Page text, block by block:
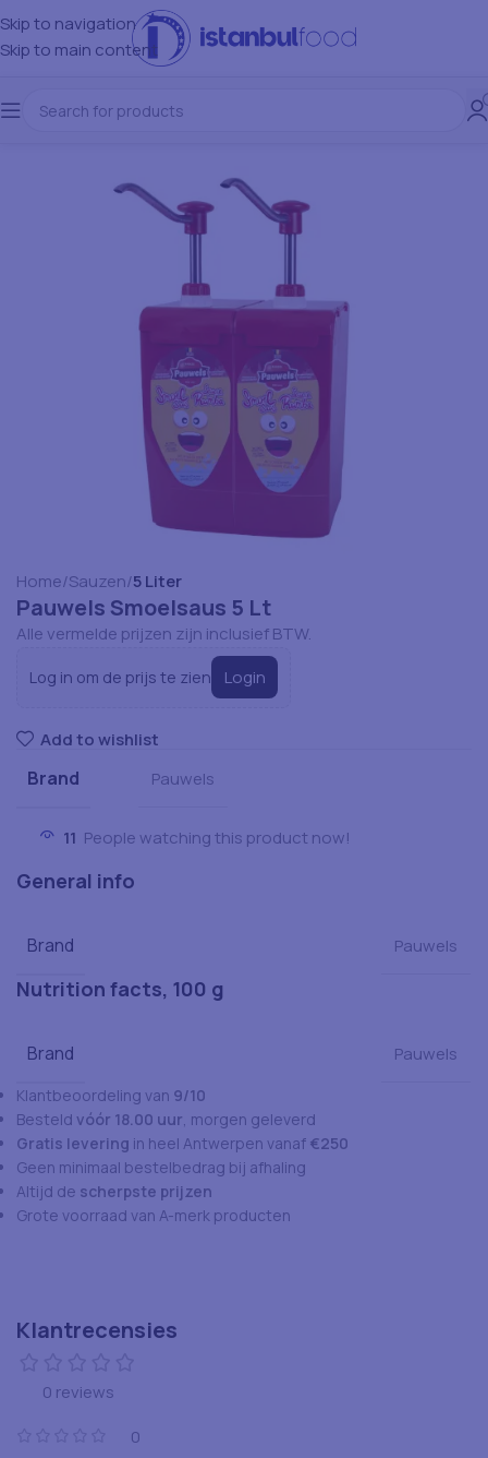
Skip to navigation
Skip to main content
Home Sauzen 5 Liter
Pauwels Smoelsaus 5 Lt
Alle vermelde prijzen zijn inclusief BTW.
Log in om de prijs te zien Login
Add to wishlist
Brand Pauwels
11 People watching this product now!
General info
Brand Pauwels
Nutrition facts, 100 g
Brand Pauwels
Klantbeoordeling van 9/10
Besteld vóór 18.00 uur, morgen geleverd
Gratis levering in heel Antwerpen vanaf €250
Geen minimaal bestelbedrag bij afhaling
Altijd de scherpste prijzen
Grote voorraad van A-merk producten
Klantrecensies
0 reviews
0